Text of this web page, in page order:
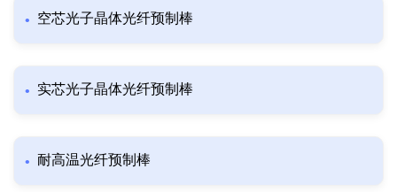
空芯光子晶体光纤预制棒
实芯光子晶体光纤预制棒
耐高温光纤预制棒